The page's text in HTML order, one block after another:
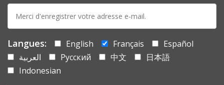
mail:
Langues: English Français
Español
العربية
Русский 中文
日本語
Indonesian